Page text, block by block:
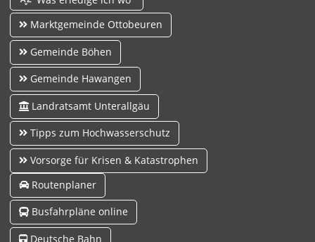
Marktgemeinde Ottobeuren
Gemeinde Böhen
Gemeinde Hawangen
Landratsamt Unterallgäu
Tipps zum Hochwasserschutz
Vorsorge für Krisen & Katastrophen
Routenplaner
Busfahrpläne online
Deutsche Bahn